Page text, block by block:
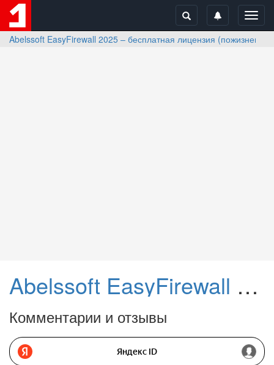
Abelssoft EasyFirewall 2025 – бесплатная лицензия
Abelssoft EasyFirewall 2025 – бесплатная лицензия (пожизненная)
Комментарии и отзывы